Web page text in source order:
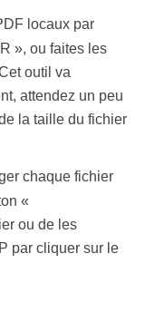
locaux par
», ou faites les
outil va
attendez un peu
la taille du fichier
chaque fichier
«
ou de les
par cliquer sur le